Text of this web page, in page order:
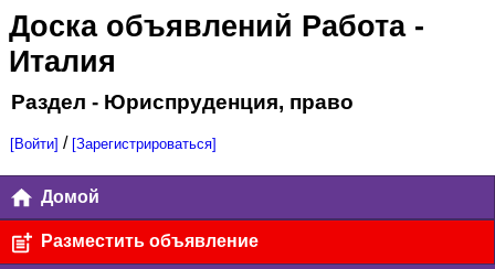
Доска объявлений Работа-
Италия
Раздел - Юриспруденция, право
[Войти] / [Зарегистрироваться]
Домой
Разместить объявление